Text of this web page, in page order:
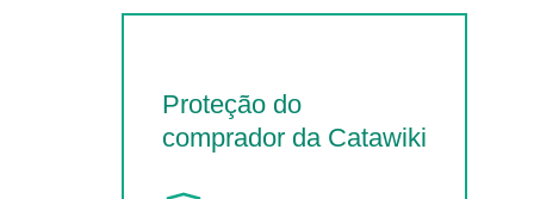
Proteção do
comprador da Catawiki